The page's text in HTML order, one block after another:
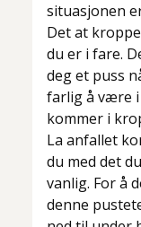
situasjonen
Det at
du er i fare.
deg et puss
farlig å være
kommer i
La anfallet
du med det
vanlig. For å
denne